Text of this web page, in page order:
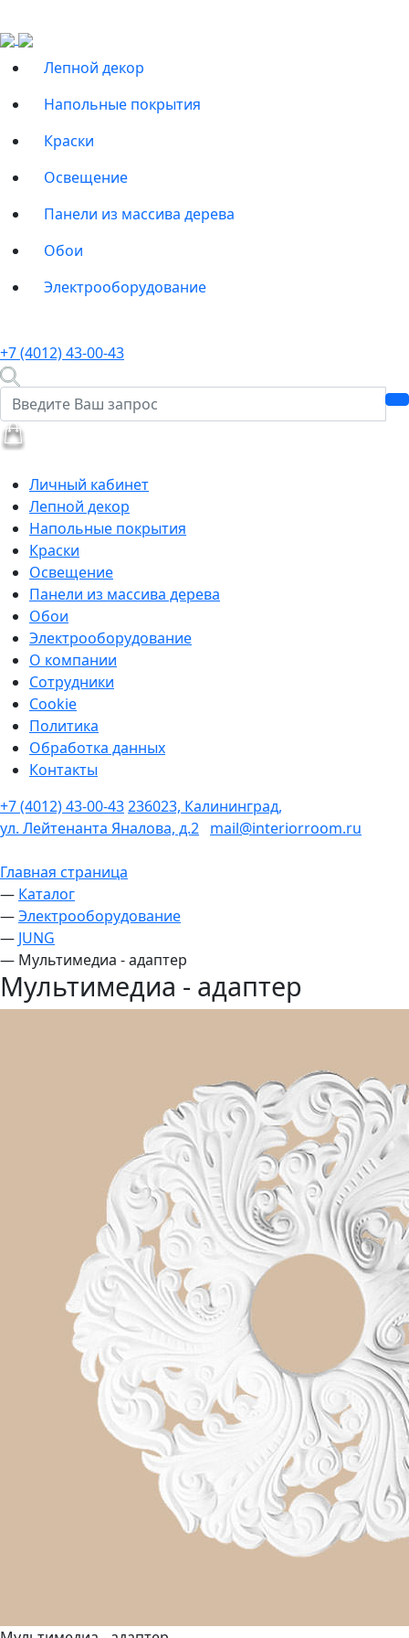
Лепной декор
Напольные покрытия
Краски
Освещение
Панели из массива дерева
Обои
Электрооборудование
+7 (4012) 43-00-43
Личный кабинет
Лепной декор
Напольные покрытия
Краски
Освещение
Панели из массива дерева
Обои
Электрооборудование
О компании
Сотрудники
Cookie
Политика
Обработка данных
Контакты
+7 (4012) 43-00-43236023, Калининград,
ул. Лейтенанта Яналова, д.2 mail@interiorroom.ru
Главная страница
— Каталог
—Электрооборудование
— JUNG
— Мультимедиа - адаптер
Мультимедиа - адаптер